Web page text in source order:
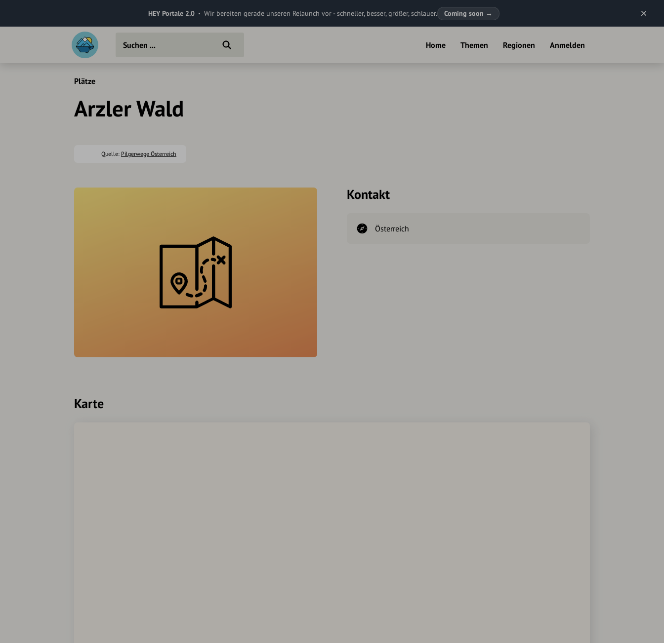
HEY Portale 2.0 Wir bereiten gerade unseren Relaunch vor - schneller, besser, größer, schlauer. Coming soon →
Home Themen Regionen Anmelden
Plätze
Arzler Wald
Quelle: Pilgerwege Österreich
Kontakt
Österreich
Karte